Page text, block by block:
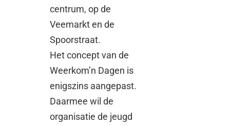
centrum, op de
Veemarkt en de
Spoorstraat.
Het concept van de
Weerkom’n Dagen is
enigszins aangepast.
Daarmee wil de
organisatie de jeugd